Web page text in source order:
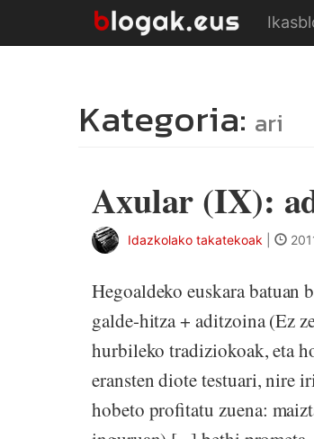
Kategoria: ari
Axular (IX):
Idazkolako takatekoak
Hegoaldeko euskara batuan
galde-hitza + aditzoina (Ez
hurbileko tradiziokoak, eta
eransten diote testuari, nire
hobeto profitatu zuena: